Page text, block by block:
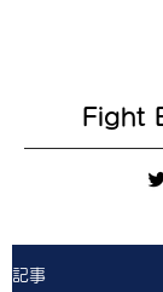
Fight
記事